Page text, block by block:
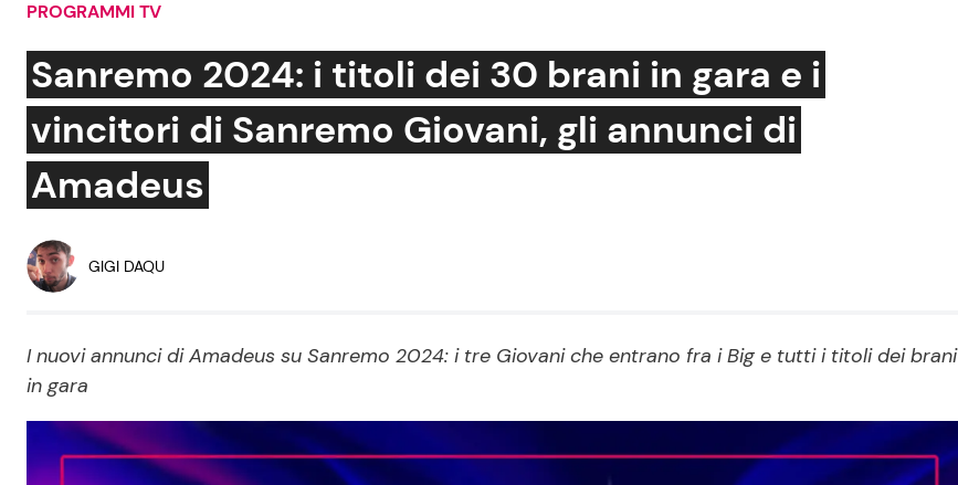
Social News
News dal mondo
Benessere
Festività
Cucina e Ricette
Ricette Facili e Veloci
Ricette per Bambini
PROGRAMMI TV
Sanremo 2024: i titoli dei 30 brani in gara e i
vincitori di Sanremo Giovani, gli annunci di
Amadeus
GIGI DAQU
I nuovi annunci di Amadeus su Sanremo 2024: i tre Giovani che entrano fra i Big e tutti i titoli dei brani
in gara